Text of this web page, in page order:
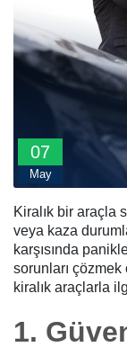
07
May
Kiralık bir araçla
veya kaza
karşısında
sorunları
kiralık araçlarla
1.